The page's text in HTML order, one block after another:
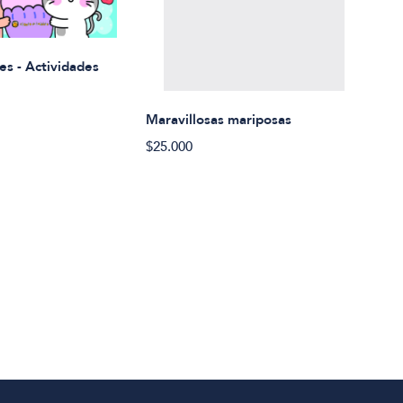
- Actividades
Maravillosas mariposas
$25.000